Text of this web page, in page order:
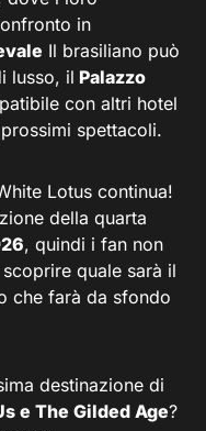
in
Il brasiliano può
lusso, il Palazzo
con altri hotel
spettacoli.
Lotus continua!
della quarta
, quindi i fan non
quale sarà il
che farà da sfondo
destinazione di
e The Gilded Age?